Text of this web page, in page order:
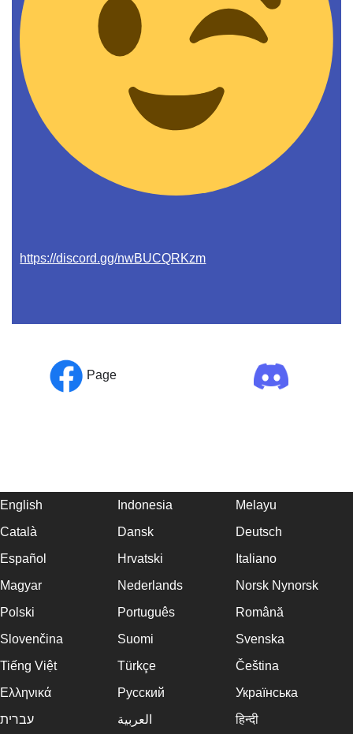
https://discord.gg/nwBUCQRKzm
Page
English Indonesia
Melayu
Català
Dansk
Deutsch
Español
Hrvatski
Italiano
Magyar
Nederlands
Norsk Nynorsk
Polski
Português
Română
Slovenčina
Suomi
Svenska
Tiếng Việt
Türkçe
Čeština
Ελληνικά
Русский
Українська
עברית
العربية हिन्दी